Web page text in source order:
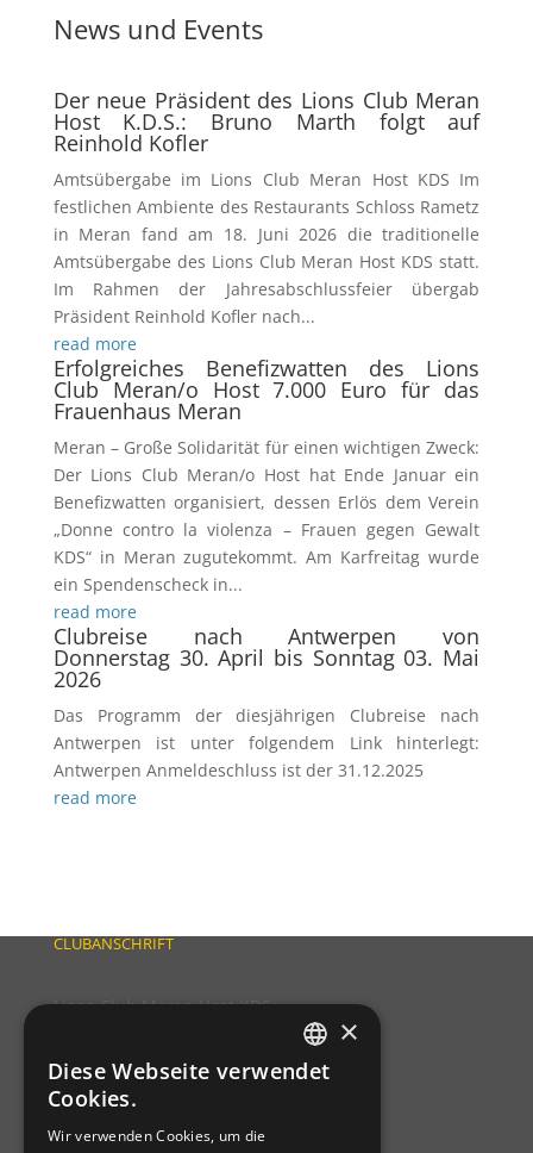
News und Events
Der neue Präsident des Lions Club Meran
Host K.D.S.: Bruno Marth folgt auf
Reinhold Kofler
Amtsübergabe im Lions Club Meran Host KDS Im
festlichen Ambiente des Restaurants Schloss Rametz
in Meran fand am 18. Juni 2026 die traditionelle
Amtsübergabe des Lions Club Meran Host KDS statt.
Im Rahmen der Jahresabschlussfeier übergab
Präsident Reinhold Kofler nach...
read more
Erfolgreiches Benefizwatten des Lions
Club Meran/o Host 7.000 Euro für das
Frauenhaus Meran
Meran – Große Solidarität für einen wichtigen Zweck:
Der Lions Club Meran/o Host hat Ende Januar ein
Benefizwatten organisiert, dessen Erlös dem Verein
„Donne contro la violenza – Frauen gegen Gewalt
KDS“ in Meran zugutekommt. Am Karfreitag wurde
ein Spendenscheck in...
read more
Clubreise nach Antwerpen von
Donnerstag 30. April bis Sonntag 03. Mai
2026
Das Programm der diesjährigen Clubreise nach
Antwerpen ist unter folgendem Link hinterlegt:
Antwerpen Anmeldeschluss ist der 31.12.2025
read more
CLUBANSCHRIFT
Lions Club Meran Host KDS
I-39012 Meran
P.IVA: 03310420215
C.D.: T9K4ZHO
GERMAN
×
Diese Webseite verwendet
Cookies.
Wir verwenden Cookies, um die